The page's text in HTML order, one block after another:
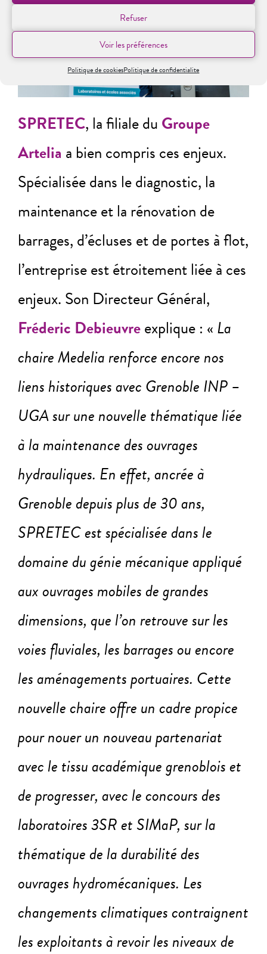
Refuser
Voir les préférences
Politique de cookiesPolitique de confidentialite
SPRETEC, la filiale du Groupe
Artelia a bien compris ces enjeux.
Spécialisée dans le diagnostic, la
maintenance et la rénovation de
barrages, d’écluses et de portes à flot,
l’entreprise est étroitement liée à ces
enjeux. Son Directeur Général,
Fréderic Debieuvreexplique : « La
chaire Medelia renforce encore nos
liens historiques avec Grenoble INP –
UGA sur une nouvelle thématique liée
à la maintenance des ouvrages
hydrauliques. En effet, ancrée à
Grenoble depuis plus de 30 ans,
SPRETEC est spécialisée dans le
domaine du génie mécanique appliqué
aux ouvrages mobiles de grandes
dimensions, que l’on retrouve sur les
voies fluviales, les barrages ou encore
les aménagements portuaires. Cette
nouvelle chaire offre un cadre propice
pour nouer un nouveau partenariat
avec le tissu académique grenoblois et
de progresser, avec le concours des
laboratoires 3SR et SIMaP, sur la
thématique de la durabilité des
ouvrages hydromécaniques. Les
changements climatiques contraignent
les exploitants à revoir les niveaux de